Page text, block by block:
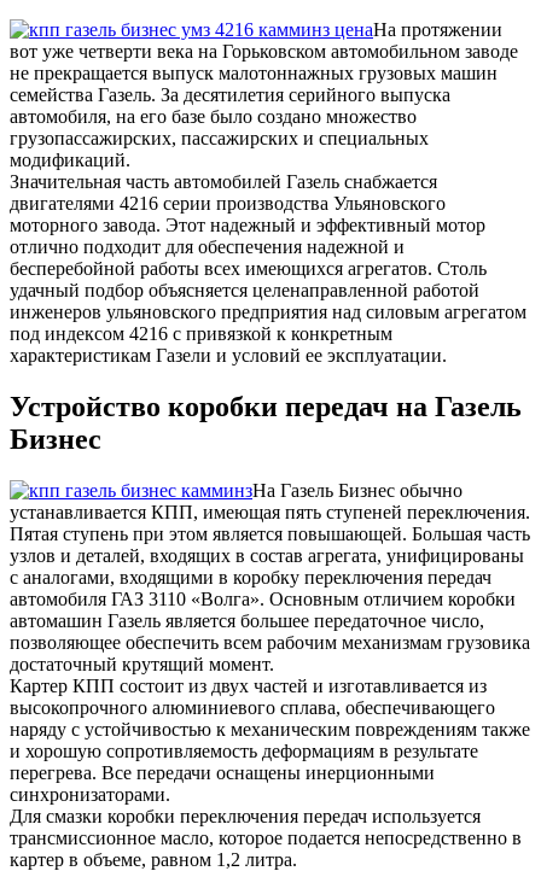
На протяжении
вот уже четверти века на Горьковском автомобильном заводе
не прекращается выпуск малотоннажных грузовых машин
семейства Газель. За десятилетия серийного выпуска
автомобиля, на его базе было создано множество
грузопассажирских, пассажирских и специальных
модификаций.
Значительная часть автомобилей Газель снабжается
двигателями 4216 серии производства Ульяновского
моторного завода. Этот надежный и эффективный мотор
отлично подходит для обеспечения надежной и
бесперебойной работы всех имеющихся агрегатов. Столь
удачный подбор объясняется целенаправленной работой
инженеров ульяновского предприятия над силовым агрегатом
под индексом 4216 с привязкой к конкретным
характеристикам Газели и условий ее эксплуатации.
Устройство коробки передач на Газель
Бизнес
На Газель Бизнес обычно
устанавливается КПП, имеющая пять ступеней переключения.
Пятая ступень при этом является повышающей. Большая часть
узлов и деталей, входящих в состав агрегата, унифицированы
с аналогами, входящими в коробку переключения передач
автомобиля ГАЗ 3110 «Волга». Основным отличием коробки
автомашин Газель является большее передаточное число,
позволяющее обеспечить всем рабочим механизмам грузовика
достаточный крутящий момент.
Картер КПП состоит из двух частей и изготавливается из
высокопрочного алюминиевого сплава, обеспечивающего
наряду с устойчивостью к механическим повреждениям также
и хорошую сопротивляемость деформациям в результате
перегрева. Все передачи оснащены инерционными
синхронизаторами.
Для смазки коробки переключения передач используется
трансмиссионное масло, которое подается непосредственно в
картер в объеме, равном 1,2 литра.